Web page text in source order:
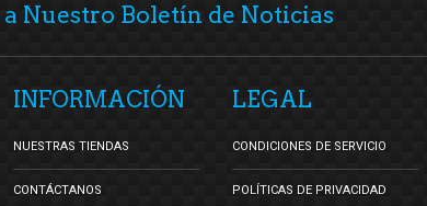
Nuestro Boletín de Noticias
INFORMACIÓN
NUESTRAS TIENDAS
CONTÁCTANOS
LEGAL
CONDICIONES DE SERVICIO
POLÍTICAS DE PRIVACIDAD